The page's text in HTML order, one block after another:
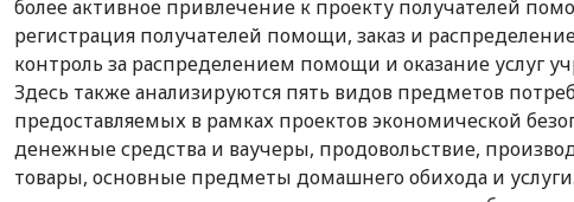
более активное привлечение к проекту получателей
регистрация получателей помощи, заказ и
контроль за распределением помощи и оказание услуг
Здесь также анализируются пять видов предметов
предоставляемых в рамках проектов экономической
денежные средства и ваучеры, продовольствие,
товары, основные предметы домашнего обихода и